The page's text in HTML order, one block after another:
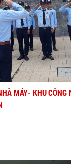
MÁY- KHU CÔNG